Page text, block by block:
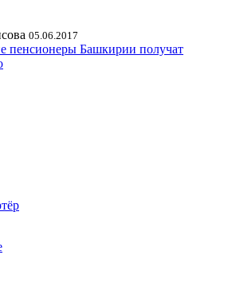
05.06.2017
пенсионеры Башкирии получат